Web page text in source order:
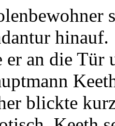
hinauf.
an die Tür
blickte